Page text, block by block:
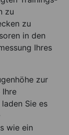
zu
zu
in den
Ihres
zur
Ihre
Sie es
wie ein